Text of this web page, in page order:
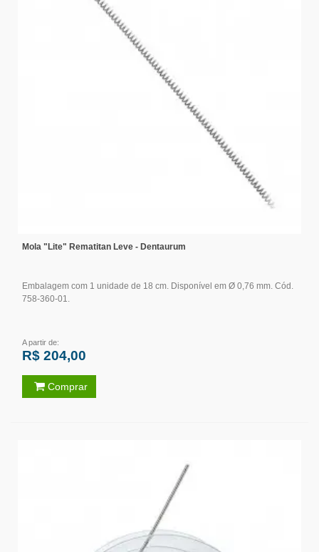
Mola "Lite" Rematitan Leve - Dentaurum
Embalagem com 1 unidade de 18 cm. Disponível em Ø 0,76 mm. Cód.
758-360-01.
A partir de:
R$ 204,00
Comprar